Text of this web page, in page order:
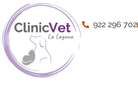
922 296 702